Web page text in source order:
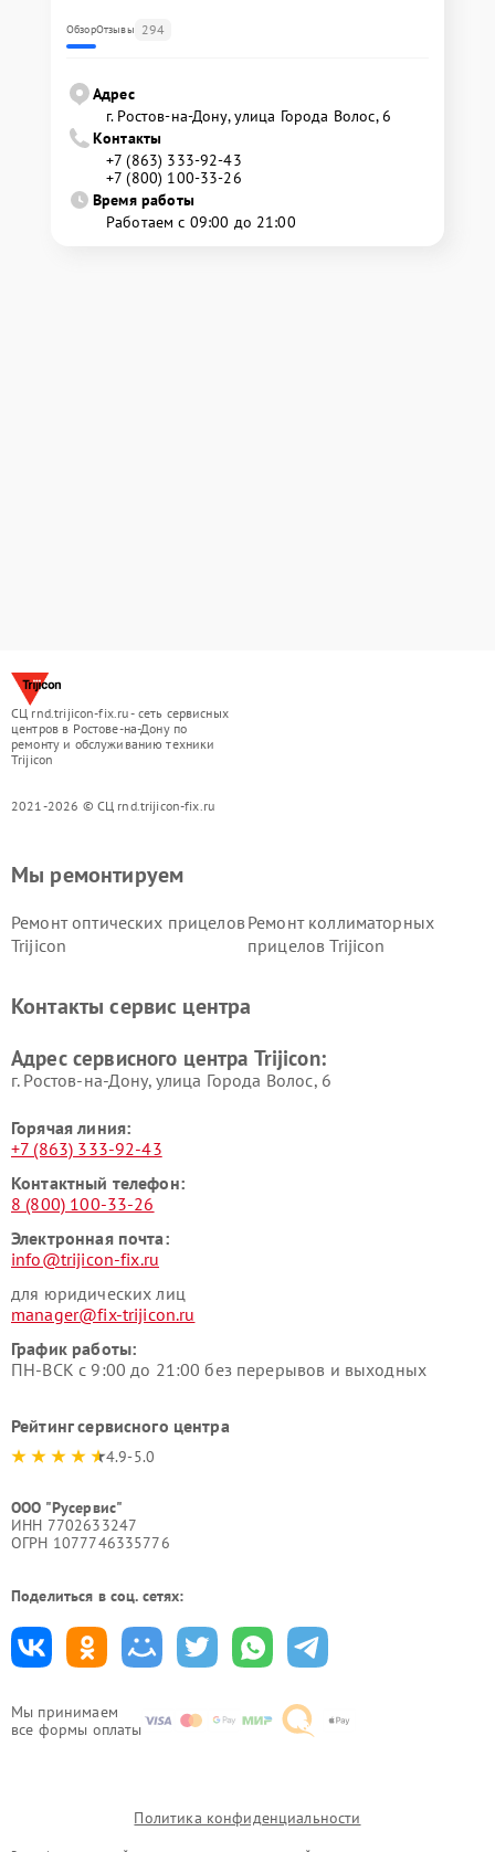
ОбзорОтзывы 294
Адрес
г. Ростов-на-Дону, улица Города Волос, 6
Контакты
+7 (863) 333-92-43
+7 (800) 100-33-26
Время работы
Работаем с 09:00 до 21:00
СЦ rnd.trijicon-fix.ru - сеть сервисных
центров в Ростове-на-Дону по
ремонту и обслуживанию техники
Trijicon
2021-2026 © СЦ rnd.trijicon-fix.ru
Мы принимаем
все формы оплаты
Мы ремонтируем
Ремонт оптических прицелов
Trijicon
Ремонт коллиматорных
прицелов Trijicon
Контакты сервис центра
Адрес сервисного центра Trijicon:
г. Ростов-на-Дону, улица Города Волос, 6
Горячая линия:
+7 (863) 333-92-43
Контактный телефон:
8 (800) 100-33-26
Электронная почта:
info@trijicon-fix.ru
для юридических лиц
manager@fix-trijicon.ru
График работы:
ПН-ВСК с 9:00 до 21:00 без перерывов и выходных
Рейтинг сервисного центра
4.9-5.0
ООО "Русервис"
ИНН 7702633247
ОГРН 1077746335776
Поделиться в соц. сетях:
Политика конфиденциальности